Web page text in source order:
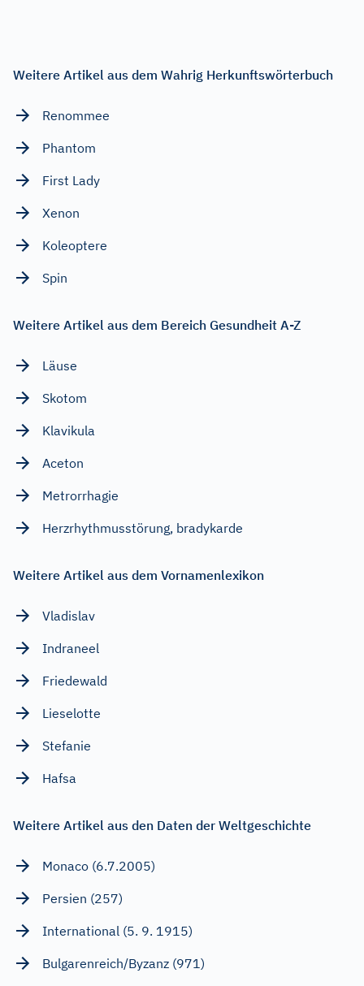
Weitere Artikel aus dem Wahrig Herkunftswörterbuch
Renommee
Phantom
First Lady
Xenon
Koleoptere
Spin
Weitere Artikel aus dem Bereich Gesundheit A-Z
Läuse
Skotom
Klavikula
Aceton
Metrorrhagie
Herzrhythmusstörung, bradykarde
Weitere Artikel aus dem Vornamenlexikon
Vladislav
Indraneel
Friedewald
Lieselotte
Stefanie
Hafsa
Weitere Artikel aus den Daten der Weltgeschichte
Monaco (6.7.2005)
Persien (257)
International (5. 9. 1915)
Bulgarenreich/Byzanz (971)